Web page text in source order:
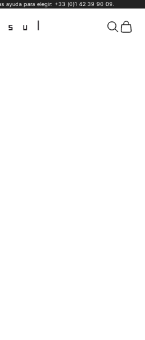
ayuda para elegir: +33 (0)1 42 39 90 09.
Buscar
Cesta